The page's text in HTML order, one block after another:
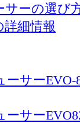
サーの選び
細情報
サーEVO-
サー